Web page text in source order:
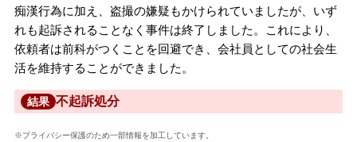
痴漢行為に加え、盗撮の嫌疑もかけられていましたが、いず
れも起訴されることなく事件は終了しました。これにより、
依頼者は前科がつくことを回避でき、会社員としての社会生
活を維持することができました。
結果 不起訴処分
※プライバシー保護のため一部情報を加工しています。